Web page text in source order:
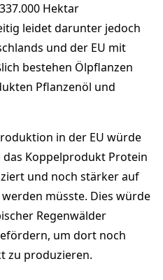
Hektar
leidet darunter jedoch
und der EU mit
bestehen Ölpflanzen
Pflanzenöl und
in der EU würde
Koppelprodukt Protein
und noch stärker auf
müsste. Dies würde
Regenwälder
um dort noch
zu produzieren.